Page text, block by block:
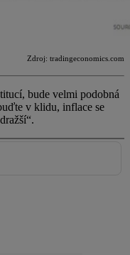
Zdroj: tradingeconomics.com
bude velmi podobná
v klidu, inflace se